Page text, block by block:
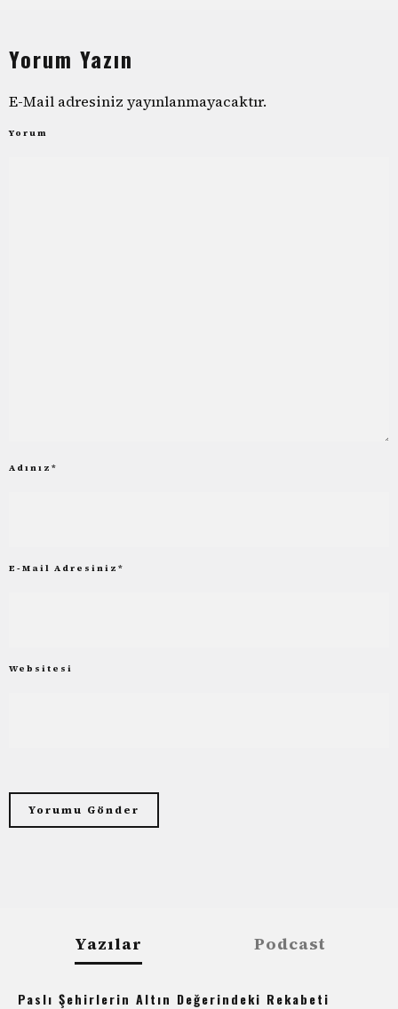
Yorum Yazın
E-Mail adresiniz yayınlanmayacaktır.
Yorum
Adınız *
E-Mail Adresiniz *
Websitesi
Yazılar Podcast
Paslı Şehirlerin Altın Değerindeki Rekabeti